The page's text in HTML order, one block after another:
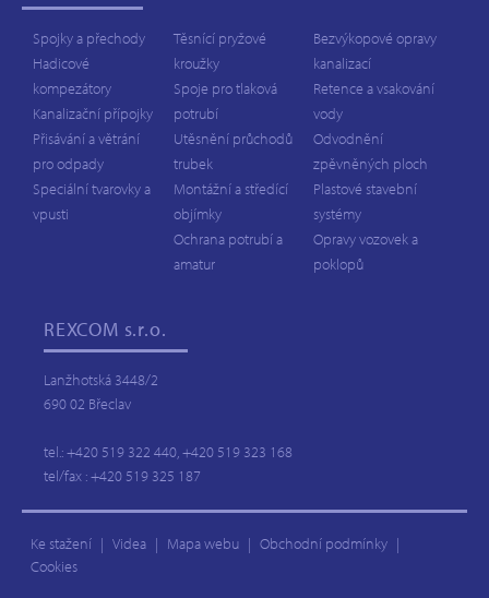
Spojky a přechody
Hadicové
kompezátory
Kanalizační přípojky
Přisávání a větrání
pro odpady
Speciální tvarovky a
vpusti
Těsnící pryžové
kroužky
Spoje pro tlaková
potrubí
Utěsnění průchodů
trubek
Montážní a středící
objímky
Ochrana potrubí a
amatur
Bezvýkopové opravy
kanalizací
Retence a vsakování
vody
Odvodnění
zpěvněných ploch
Plastové stavební
systémy
Opravy vozovek a
poklopů
REXCOM s.r.o.
Lanžhotská 3448/2
690 02 Břeclav
tel.: +420 519 322 440, +420 519 323 168
tel/fax : +420 519 325 187
Ke stažení | Videa | Mapa webu | Obchodní podmínky |
Cookies